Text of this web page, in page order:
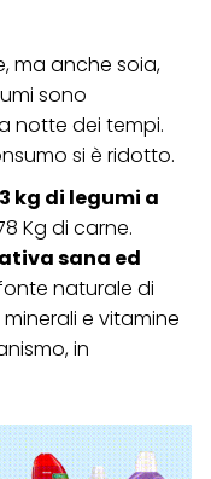
ma anche soia,
sono
notte dei tempi.
si è ridotto.
kg di legumi a
Kg di carne.
sana ed
naturale di
e vitamine
in